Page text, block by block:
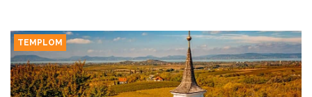
TEMPLOM